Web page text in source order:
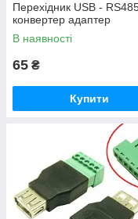
Перехідник USB -
конвертер адаптер
В наявності
65 ₴
Купити